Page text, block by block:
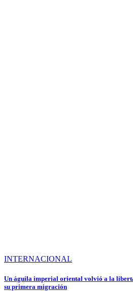
INTERNACIONAL
Un águila imperial oriental volvió a la
su primera migración